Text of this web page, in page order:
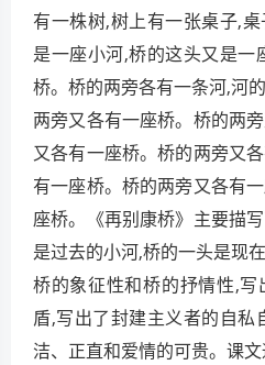
有一株树,树上有一张桌子,
是一座小河,桥的这头又是一
桥。桥的两旁各有一条河,河
两旁又各有一座桥。桥的两
又各有一座桥。桥的两旁又
有一座桥。桥的两旁又各有
座桥。《再别康桥》主要描
是过去的小河,桥的一头是现
桥的象征性和桥的抒情性,
盾,写出了封建主义者的自私
洁、正直和爱情的可贵。课